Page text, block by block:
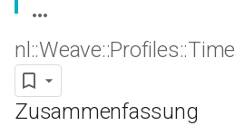
nl ::Weave::Profiles::Time
Zusammenfassung